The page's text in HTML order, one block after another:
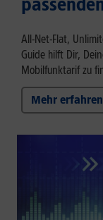
All-Net-Flat,
Guide hilft Dir,
Mobilfunktarif zu
Mehr erfahren